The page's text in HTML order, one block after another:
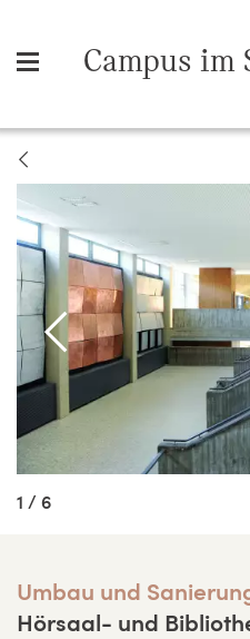
Campus im
1 / 6
Umbau und
Hörsaal- und